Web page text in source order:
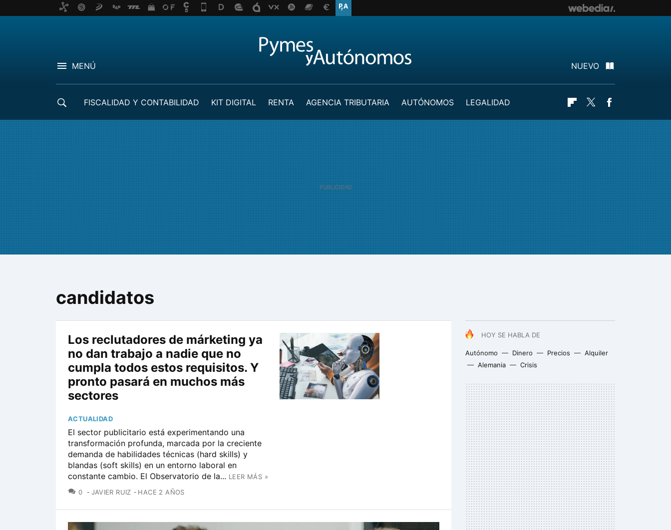
MENÚ NUEVO
FISCALIDAD Y CONTABILIDAD KIT DIGITAL RENTA AGENCIA TRIBUTARIA AUTÓNOMOS
LEGALIDAD
Flipboard
Twitter
candidatos
HOY SE HABLA DE
Autónomo Dinero Precios
Alquiler
Alemania
Crisis
Los reclutadores de márketing ya
no dan trabajo a nadie que no
cumpla todos estos requisitos. Y
pronto pasará en muchos más
sectores
ACTUALIDAD
El sector publicitario está experimentando una
transformación profunda, marcada por la creciente
demanda de habilidades técnicas (hard skills) y
blandas (soft skills) en un entorno laboral en
constante cambio. El Observatorio de la... LEER MÁS »
0 COMENTARIOS
JAVIER RUIZ HACE 2 AÑOS